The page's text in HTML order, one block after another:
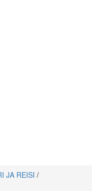
JA REISI /